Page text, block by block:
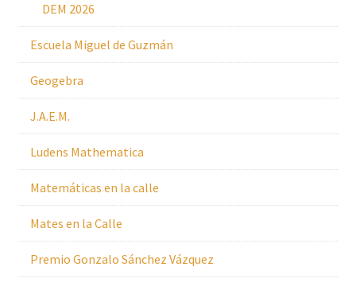
DEM 2026
Escuela Miguel de Guzmán
Geogebra
J.A.E.M.
Ludens Mathematica
Matemáticas en la calle
Mates en la Calle
Premio Gonzalo Sánchez Vázquez